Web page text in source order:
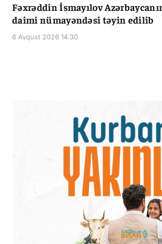
Fəxrəddin İsmayılov
daimi nümayəndəsi təyin edilib
6 Avqust 2026 14:30